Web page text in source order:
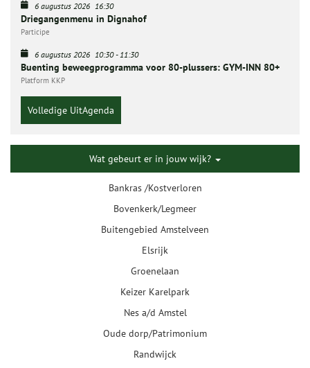
6 augustus 2026 16:30
Driegangenmenu in Dignahof
Participe
6 augustus 2026 10:30-11:30
Buenting beweegprogramma voor 80-plussers: GYM-INN 80+
Platform KKP
Volledige UitAgenda
Wat gebeurt er in jouw wijk?
Bankras /Kostverloren
Bovenkerk/Legmeer
Buitengebied Amstelveen
Elsrijk
Groenelaan
Keizer Karelpark
Nes a/d Amstel
Oude dorp/Patrimonium
Randwijck